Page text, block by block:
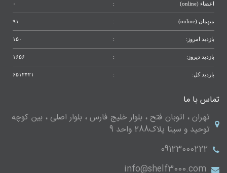
اعضاء (online) : ۰
میهمان (online) : ۹۱
بازدید امروز: : ۱۵۰
بازدید دیروز: : ۱۶۵۶
بازدید کل: : ۶۵۱۲۴۲۱
تماس با ما
تهران ، اتوبان فتح ، بلوار خلیج فارس ، بلوار اصلی ، بین کوچه
توحید و سینا پلاک288 واحد 9
09123000222
info@shelf3000.com